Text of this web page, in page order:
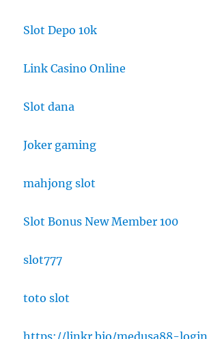
Slot Depo 10k
Link Casino Online
Slot dana
Joker gaming
mahjong slot
Slot Bonus New Member 100
slot777
toto slot